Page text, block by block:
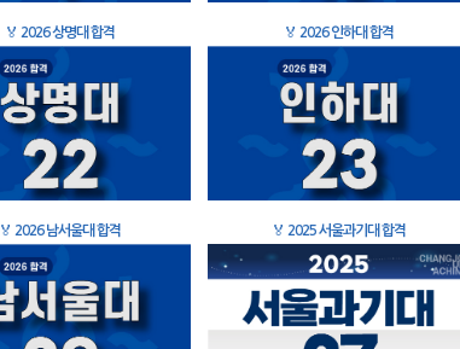
🏅 2026 상명대 합격 🏅 2026 인하대 합격
🏅 2026 남서울대 합격 🏅 2025 서울과기대 합격